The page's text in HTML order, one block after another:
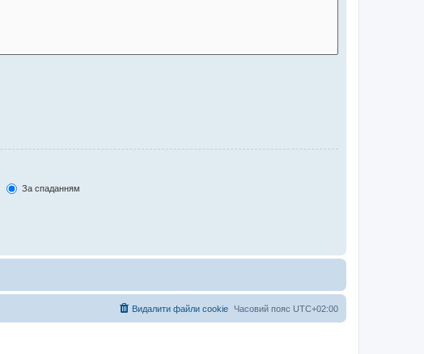
За спаданням
Часовий пояс UTC+02:00
Видалити файли cookie